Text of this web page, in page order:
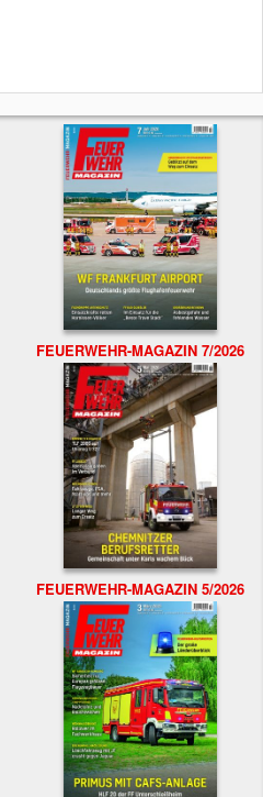
FEUERWEHR-MAGAZIN 7/2026
FEUERWEHR-MAGAZIN 5/2026